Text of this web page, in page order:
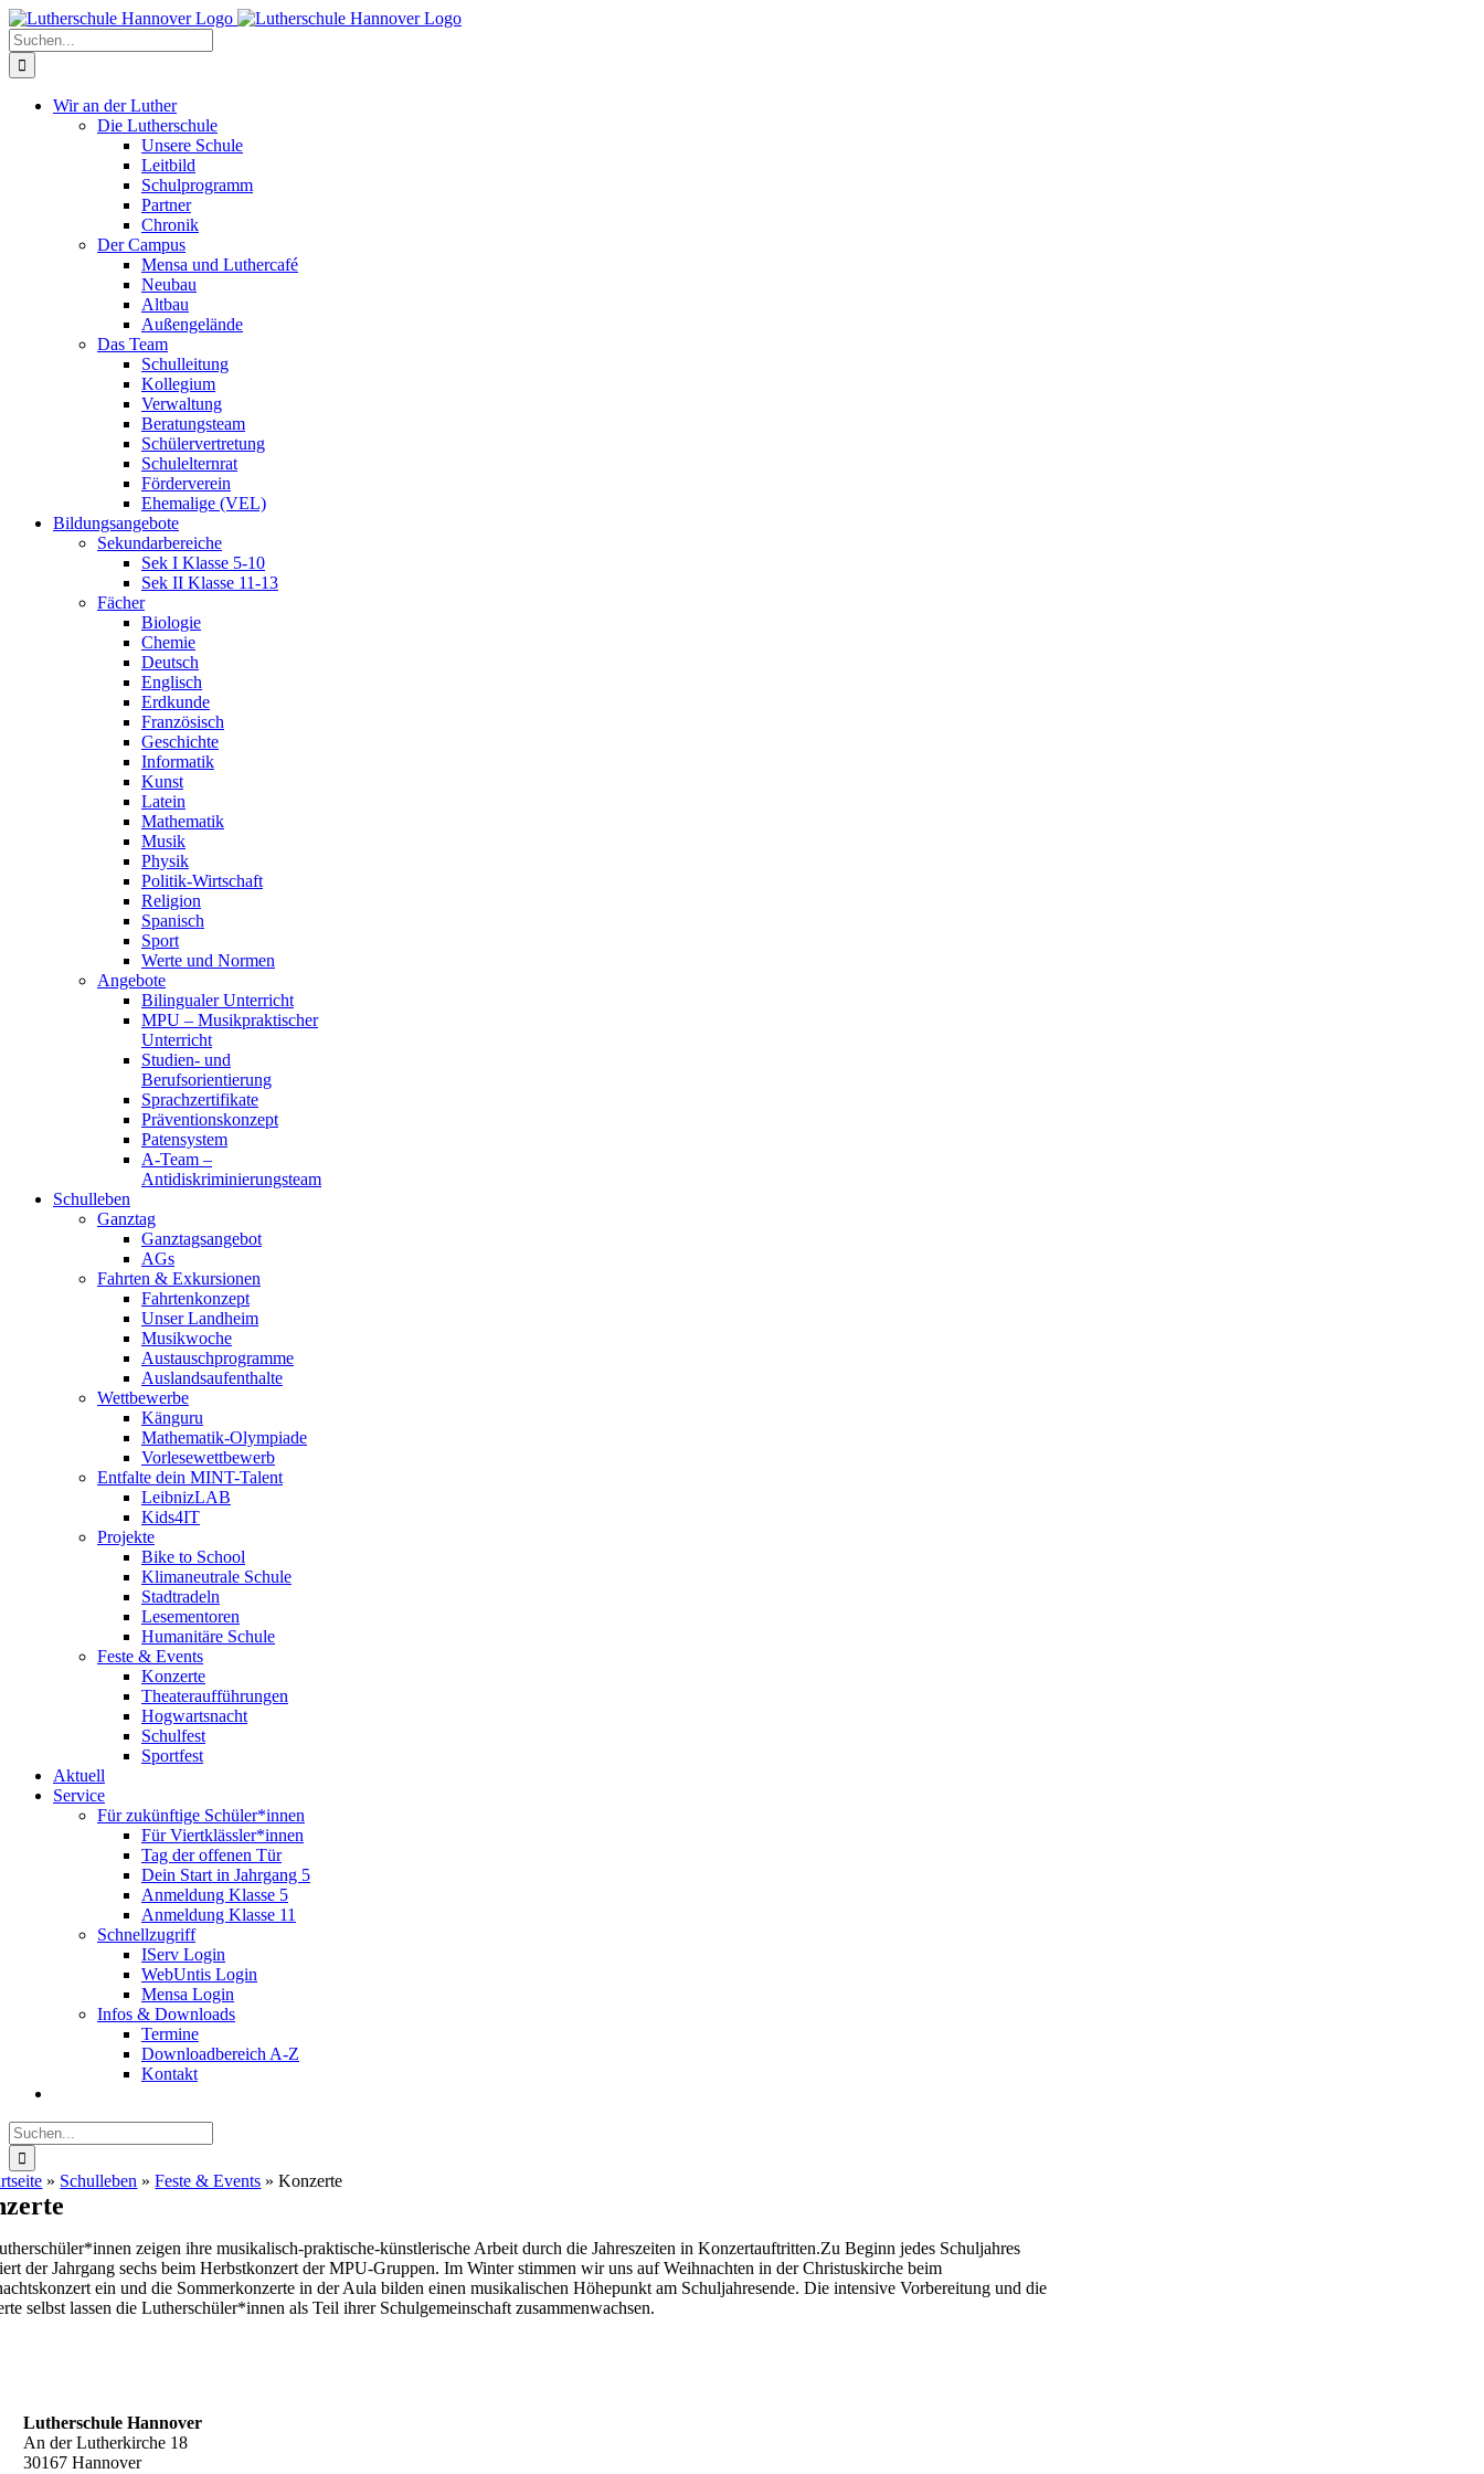
Zum
Inhalt
springen
Facebook
X
Instagram
Pinterest
Suche
nach:
Wir an der Luther
Die Lutherschule
Unsere Schule
Leitbild
Schulprogramm
Partner
Chronik
Der Campus
Mensa und Luthercafé
Neubau
Altbau
Außengelände
Das Team
Schulleitung
Kollegium
Verwaltung
Beratungsteam
Schülervertretung
Schulelternrat
Förderverein
Ehemalige (VEL)
Bildungsangebote
Sekundarbereiche
Sek I Klasse 5-10
Sek II Klasse 11-13
Fächer
Biologie
Chemie
Deutsch
Englisch
Erdkunde
Französisch
Geschichte
Informatik
Kunst
Latein
Mathematik
Musik
Physik
Politik-Wirtschaft
Religion
Spanisch
Sport
Werte und Normen
Angebote
Bilingualer Unterricht
MPU – Musikpraktischer
Unterricht
Studien- und
Berufsorientierung
Sprachzertifikate
Präventionskonzept
Patensystem
A-Team –
Antidiskriminierungsteam
Schulleben
Ganztag
Ganztagsangebot
AGs
Fahrten & Exkursionen
Fahrtenkonzept
Unser Landheim
Musikwoche
Austauschprogramme
Auslandsaufenthalte
Wettbewerbe
Känguru
Mathematik-Olympiade
Vorlesewettbewerb
Entfalte dein MINT-Talent
LeibnizLAB
Kids4IT
Projekte
Bike to School
Klimaneutrale Schule
Stadtradeln
Lesementoren
Humanitäre Schule
Feste & Events
Konzerte
Theateraufführungen
Hogwartsnacht
Schulfest
Sportfest
Aktuell
Service
Für zukünftige Schüler*innen
Für Viertklässler*innen
Tag der offenen Tür
Dein Start in Jahrgang 5
Anmeldung Klasse 5
Anmeldung Klasse 11
Schnellzugriff
IServ Login
WebUntis Login
Mensa Login
Infos & Downloads
Termine
Downloadbereich A-Z
Kontakt
Suche
nach:
» Schulleben »Feste & Events »Konzerte
zeigen ihre musikalisch-praktische-künstlerische Arbeit durch die Jahreszeiten in Konzertauftritten.Zu Beginn jedes Schuljahres
der Jahrgang sechs beim Herbstkonzert der MPU-Gruppen. Im Winter stimmen wir uns auf Weihnachten in der Christuskirche beim
ein und die Sommerkonzerte in der Aula bilden einen musikalischen Höhepunkt am Schuljahresende. Die intensive Vorbereitung und die
selbst lassen die Lutherschüler*innen als Teil ihrer Schulgemeinschaft zusammenwachsen.
Lutherschule Hannover
An der Lutherkirche 18
30167 Hannover